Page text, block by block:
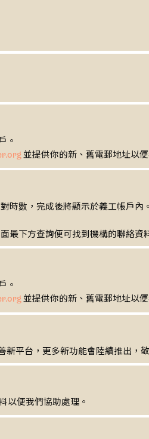
。
並提供你的新、舊電郵地址以
時數，完成後將顯示於義工帳戶內。
下方查詢便可找到機構的聯絡
。
並提供你的新、舊電郵地址以
平台，更多新功能會陸續推出，
以便我們協助處理。